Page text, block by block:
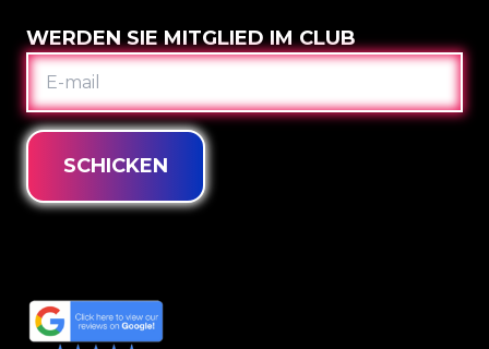
WERDEN SIE MITGLIED IM CLUB
E-
MAIL
SCHICKEN